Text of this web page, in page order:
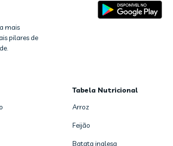
mais
pilares de
Tabela Nutricional
Arroz
Feijão
Batata inglesa